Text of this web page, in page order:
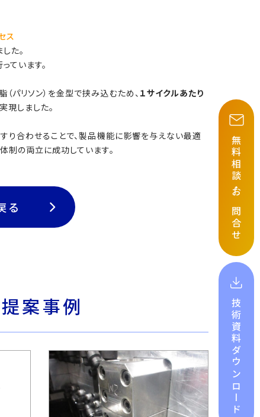
ス
た。
ています。
パリソン）を金型で挟み込むため、 １サイクルあたり
現しました。
すり合わせることで、製品機能に影響を与えない最適
制の両立に成功しています。
る
案事例
無料相談
・
お問合せ
技術資料
ダウンロード